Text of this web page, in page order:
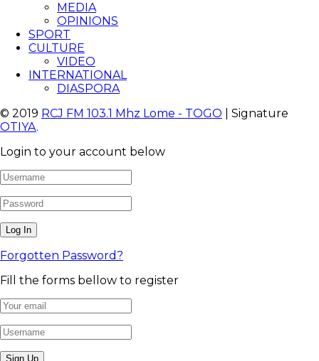
MEDIA
OPINIONS
SPORT
CULTURE
VIDEO
INTERNATIONAL
DIASPORA
© 2019 RCJ FM 103.1 Mhz Lome - TOGO | Signature
OTIYA.
Login to your account below
Forgotten Password?
Fill the forms bellow to register